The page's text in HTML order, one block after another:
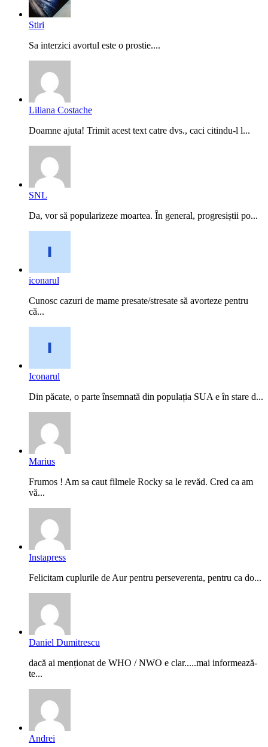
Stiri
Sa interzici avortul este o prostie....
Liliana Costache
Doamne ajuta! Trimit acest text catre dvs., caci citindu-l l...
SNL
Da, vor să popularizeze moartea. În general, progresiștii po...
iconarul
Cunosc cazuri de mame presate/stresate să avorteze pentru
că...
Iconarul
Din păcate, o parte însemnată din populația SUA e în stare d...
Marius
Frumos ! Am sa caut filmele Rocky sa le revăd. Cred ca am
vă...
Instapress
Felicitam cuplurile de Aur pentru perseverenta, pentru ca do...
Daniel Dumitrescu
dacă ai menționat de WHO / NWO e clar.....mai informează-
te...
Andrei